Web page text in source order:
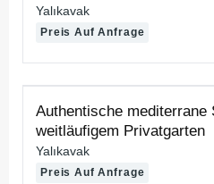
inklusive privatem
Yalıkavak
Preis Auf Anfrage
ZUR MIETE
Authentische mediterrane
weitläufigem Privatgarten
Yalıkavak
Preis Auf Anfrage